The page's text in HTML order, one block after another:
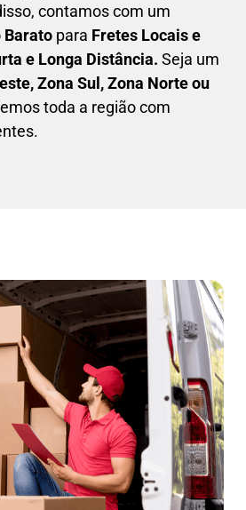
contamos com um
Barato para Fretes Locais e
e Longa Distância. Seja um
Zona Sul, Zona Norte ou
toda a região com